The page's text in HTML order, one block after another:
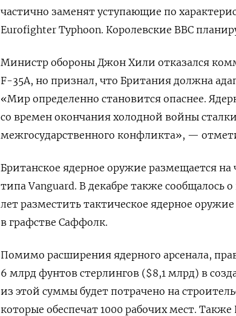
частично заменят уступающие по
Eurofighter Typhoon. Королевские ВВС
Министр обороны Джон Хили отказался
F-35A, но признал, что Британия должна
«Мир определенно становится опаснее.
со времен окончания холодной войны
межгосударственного конфликта», —
Британское ядерное оружие размещается
типа Vanguard. В декабре также сообщалось
лет разместить тактическое ядерное
в графстве Саффолк.
Помимо расширения ядерного арсенала,
6 млрд фунтов стерлингов ($8,1 млрд) в
из этой суммы будет потрачено на
которые обеспечат 1000 рабочих мест. Также